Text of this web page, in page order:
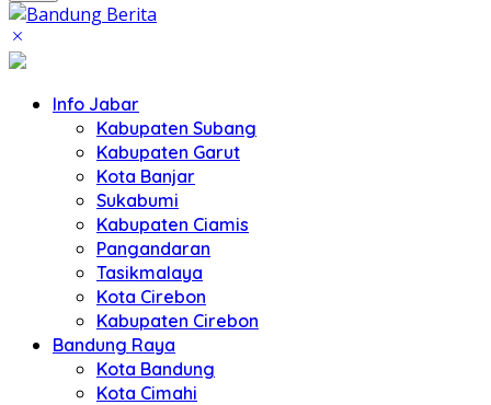
Info Jabar
Kabupaten Subang
Kabupaten Garut
Kota Banjar
Sukabumi
Kabupaten Ciamis
Pangandaran
Tasikmalaya
Kota Cirebon
Kabupaten Cirebon
Bandung Raya
Kota Bandung
Kota Cimahi